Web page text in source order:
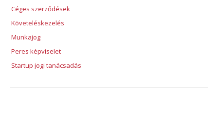
Céges szerződések
Követeléskezelés
Munkajog
Peres képviselet
Startup jogi tanácsadás